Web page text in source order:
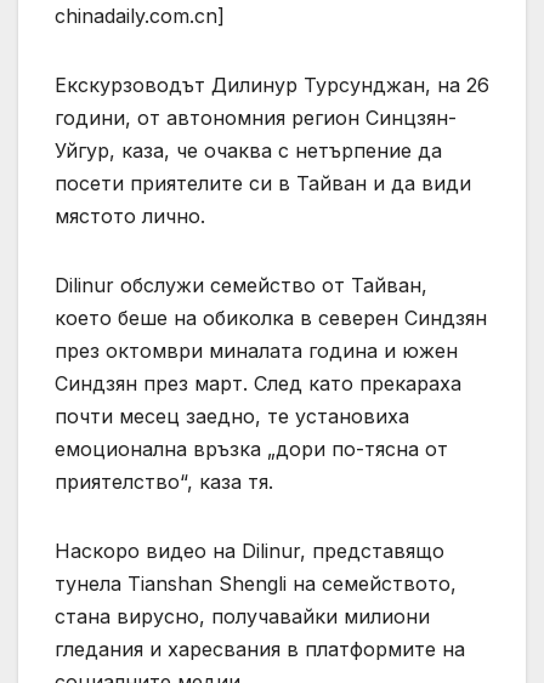
chinadaily.com.cn]
Екскурзоводът Дилинур Турсунджан, на 26
години, от автономния регион Синцзян-
Уйгур, каза, че очаква с нетърпение да
посети приятелите си в Тайван и да види
мястото лично.
Dilinur обслужи семейство от Тайван,
което беше на обиколка в северен Синдзян
през октомври миналата година и южен
Синдзян през март. След като прекараха
почти месец заедно, те установиха
емоционална връзка „дори по-тясна от
приятелство“, каза тя.
Наскоро видео на Dilinur, представящо
тунела Tianshan Shengli на семейството,
стана вирусно, получавайки милиони
гледания и харесвания в платформите на